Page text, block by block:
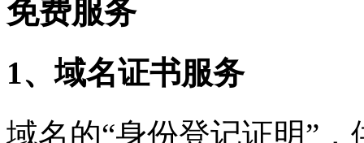
免费服务
1、域名证书服务
域名的“身份登记证明”